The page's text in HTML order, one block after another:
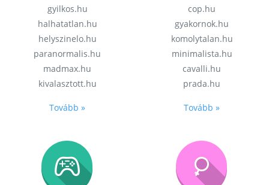
gyilkos.hu
halhatatlan.hu
helyszinelo.hu
paranormalis.hu
madmax.hu
kivalasztott.hu
Tovább »
cop.hu
gyakornok.hu
komolytalan.hu
minimalista.hu
cavalli.hu
prada.hu
Tovább »